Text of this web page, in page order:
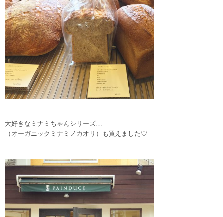
大好きなミナミちゃんシリーズ…
（オーガニックミナミノカオリ）も買えました♡